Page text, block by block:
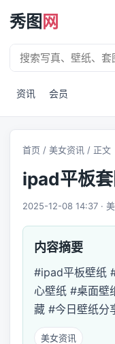
秀图 网
资讯 会员
首页 / 美女资讯 / 正文
ipad平板
2025-12-08 14:37 ·
内容摘要
#ipad平板壁纸
心壁纸 #桌面壁
藏 #今日壁纸分
美女资讯